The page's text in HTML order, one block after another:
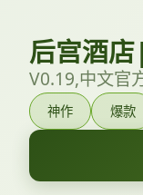
后宫酒
V0.19,中文官
神作 爆款